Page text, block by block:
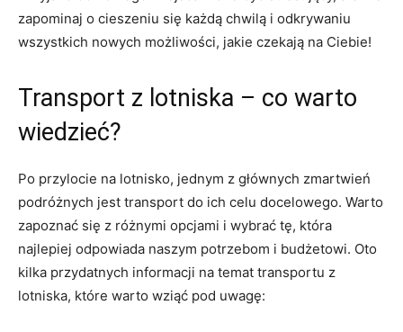
zapominaj o cieszeniu się każdą chwilą i odkrywaniu
‍wszystkich nowych możliwości, jakie czekają na Ciebie!
Transport z lotniska – co warto
⁤wiedzieć?
Po przylocie na lotnisko,​ jednym z głównych zmartwień
podróżnych jest‍ transport do ich celu docelowego. Warto
​zapoznać się ​z różnymi opcjami i wybrać tę, która
najlepiej odpowiada ⁢naszym‍ potrzebom i budżetowi. Oto⁣
kilka przydatnych informacji na temat transportu z
lotniska,​ które warto wziąć pod uwagę: